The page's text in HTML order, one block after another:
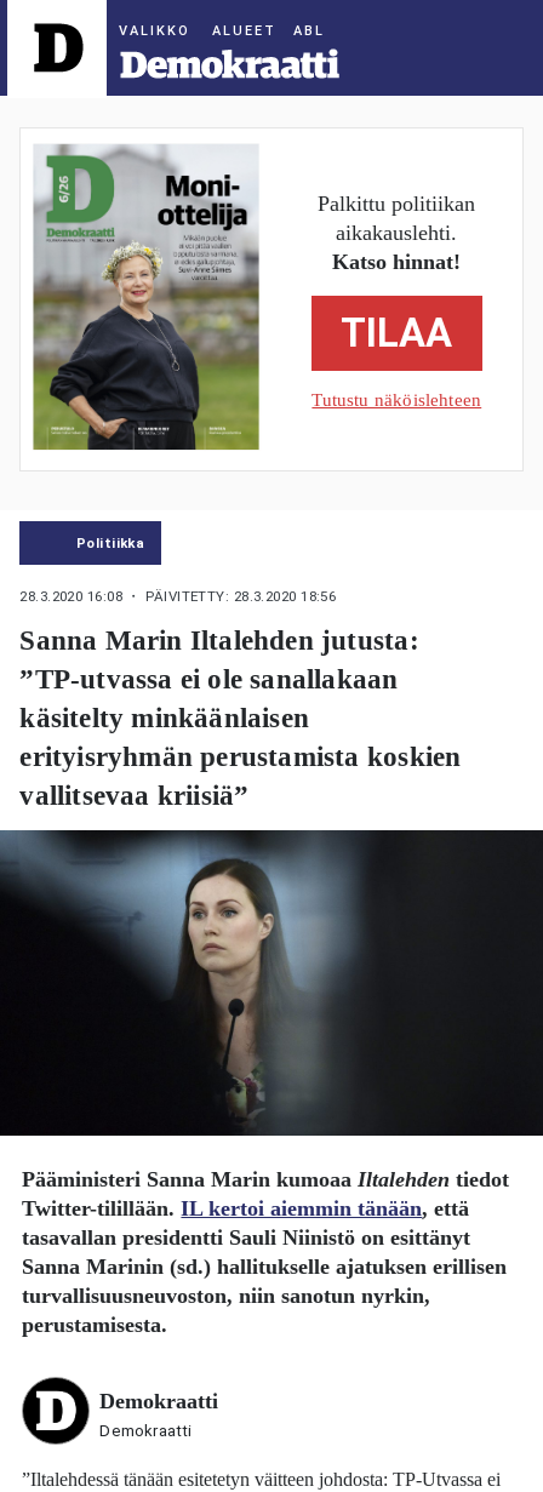
ALUEET
Palkittu politiikan
aikakauslehti.
Katso hinnat!
TILAA
Tutustu näköislehteen
Politiikka
28.3.2020 16:08 ・ PÄIVITETTY: 28.3.2020 18:56
Sanna Marin Iltalehden jutusta:
”TP-utvassa ei ole sanallakaan
käsitelty minkäänlaisen
erityisryhmän perustamista koskien
vallitsevaa kriisiä”
Pääministeri Sanna Marin kumoaaIltalehden tiedot
Twitter-tilillään.IL kertoi aiemmin tänään, että
tasavallan presidentti Sauli Niinistö on esittänyt
Sanna Marinin (sd.) hallitukselle ajatuksen erillisen
turvallisuusneuvoston, niin sanotun nyrkin,
perustamisesta.
Demokraatti
Demokraatti
”Iltalehdessä tänään esitetetyn väitteen johdosta: TP-Utvassa ei